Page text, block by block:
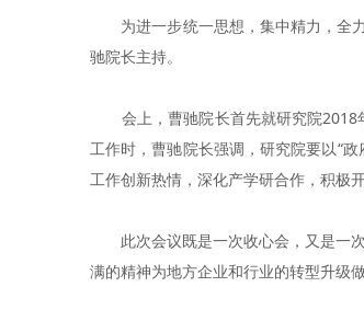
为进一步统一思想，集中精力，全力
驰院长主持。
会上，曹驰院长首先就研究院2018
工作时，曹驰院长强调，研究院要以“
工作创新热情，深化产学研合作，积极
此次会议既是一次收心会，又是一次
满的精神为地方企业和行业的转型升级